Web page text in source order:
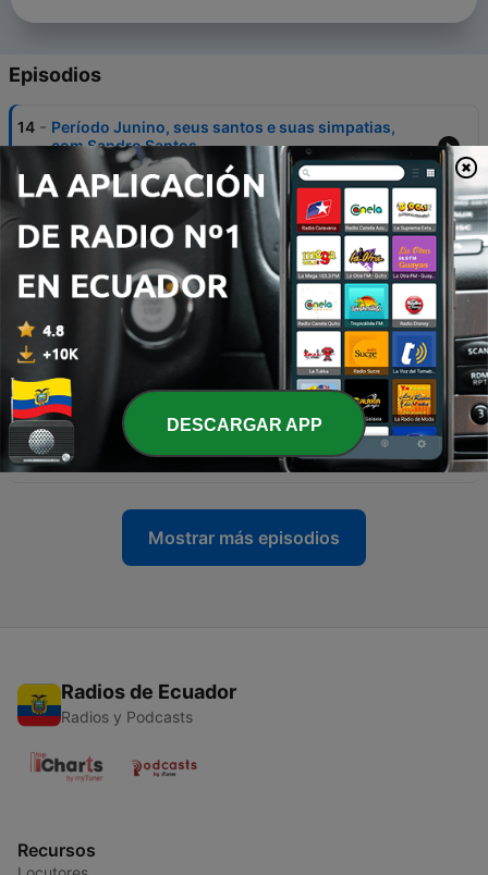
Episodios
14 - Período Junino, seus santos e suas simpatias,
com Sandro Santos
22 jun. 2021
13 As Quadrilhas Juninas, com Peracio Gondim
16 jun. 2021
12 - Xilogravura, com J. Boges
11 - Mamulengo, com Edjane Lima
12 mayo 2021
10 - Identidade Vocal de Luiz Gonzaga e Jackson do
Pandeiro em performance, com Deneil Laranjeira
07 mayo 2021
Mostrar más episodios
Radios de Ecuador
Radios y Podcasts
Recursos
DESCARGAR APP